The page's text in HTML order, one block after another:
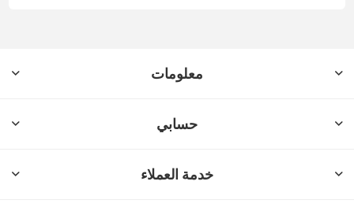
معلومات
حسابي
خدمة العملاء